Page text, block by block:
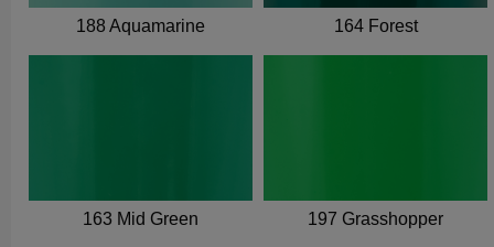
188 Aquamarine 164 Forest
163 Mid Green 197 Grasshopper